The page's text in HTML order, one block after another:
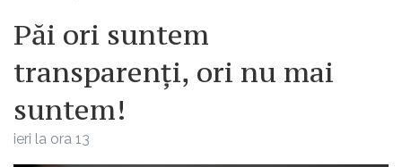
Păi ori suntem
transparenți, ori nu mai
suntem!
ieri la ora 13